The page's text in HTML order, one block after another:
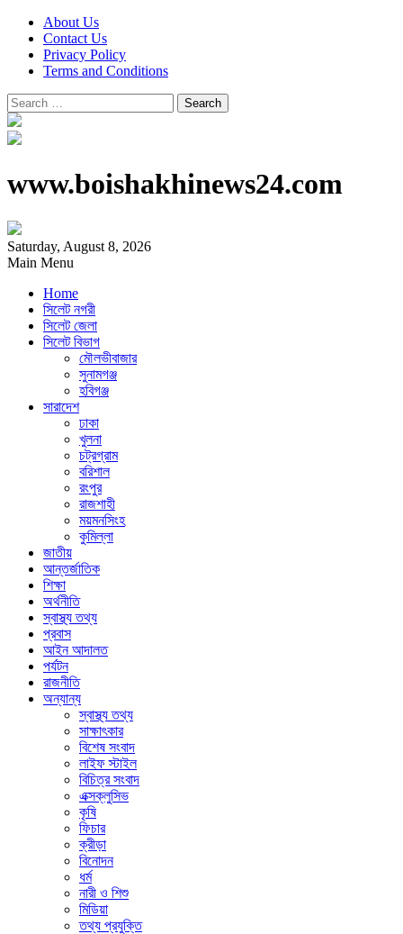
About Us
Contact Us
Privacy Policy
Terms and Conditions
Search
for:
www.boishakhinews24.com
Saturday, August 8, 2026
Main Menu
Home
সিলেট নগরী
সিলেট জেলা
সিলেট বিভাগ
মৌলভীবাজার
সুনামগঞ্জ
হবিগঞ্জ
সারাদেশ
ঢাকা
খুলনা
চট্রগ্রাম
বরিশাল
রংপুর
রাজশাহী
ময়মনসিংহ
কুমিল্লা
জাতীয়
আন্তর্জাতিক
শিক্ষা
অর্থনীতি
স্বাস্থ্য তথ্য
প্রবাস
আইন আদালত
পর্যটন
রাজনীতি
অন্যান্য
স্বাস্থ্য তথ্য
সাক্ষাৎকার
বিশেষ সংবাদ
লাইফ স্টাইল
বিচিত্র সংবাদ
এক্সক্লুসিভ
কৃষি
ফিচার
ক্রীড়া
বিনোদন
ধর্ম
নারী ও শিশু
মিডিয়া
তথ্য প্রযুক্তি